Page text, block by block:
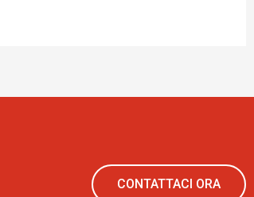
CONTATTACI ORA